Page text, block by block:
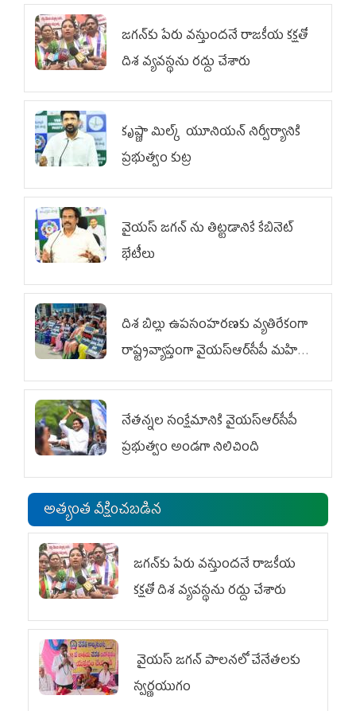
జగన్‌కు పేరు వస్తుందనే రాజకీయ కక్షతో
దిశ వ్య‌వ‌స్థ‌ను రద్దు చేశారు
కృష్ణా మిల్క్‌ యూనియన్‌ నిర్వీర్యానికి
ప్రభుత్వం కుట్ర
వైయ‌స్ జగన్‌ ను తిట్టడానికే కేబినెట్‌
భేటీలు
దిశ బిల్లు ఉపసంహరణకు వ్యతిరేకంగా
రాష్ట్రవ్యాప్తంగా వైయ‌స్ఆర్‌సీపీ మహిళా
విభాగం ఆందోళనలు
నేతన్నల సంక్షేమానికి వైయ‌స్ఆర్‌సీపీ
ప్రభుత్వం అండగా నిలిచింది
అత్యంత వీక్షించబడిన
జగన్‌కు పేరు వస్తుందనే రాజకీయ
కక్షతో దిశ వ్య‌వ‌స్థ‌ను రద్దు చేశారు
వైయ‌స్ జగన్ పాలనలో చేనేతలకు
స్వర్ణయుగం